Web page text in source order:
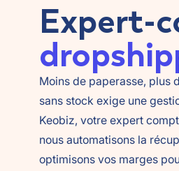
Expert-
Moins de paperasse, plus
sans stock exige une
Keobiz, votre expert
nous automatisons la
optimisons vos marges